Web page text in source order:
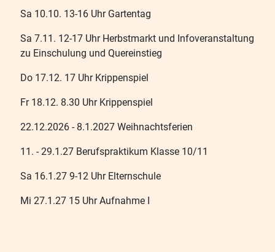
Sa 10.10. 13-16 Uhr Gartentag
Sa 7.11. 12-17 Uhr Herbstmarkt und Infoveranstaltung
zu Einschulung und Quereinstieg
Do 17.12. 17 Uhr Krippenspiel
Fr 18.12. 8.30 Uhr Krippenspiel
22.12.2026 - 8.1.2027 Weihnachtsferien
11. - 29.1.27 Berufspraktikum Klasse 10/11
Sa 16.1.27 9-12 Uhr Elternschule
Mi 27.1.27 15 Uhr Aufnahme I